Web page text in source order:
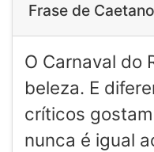
de
Contato
Frase de
O Carnaval do
beleza. E
críticos
nunca é igual